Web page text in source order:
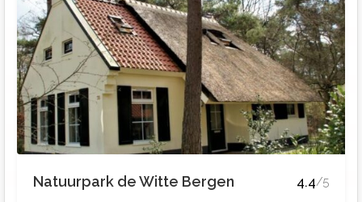
Natuurpark de Witte Bergen 4.4/5